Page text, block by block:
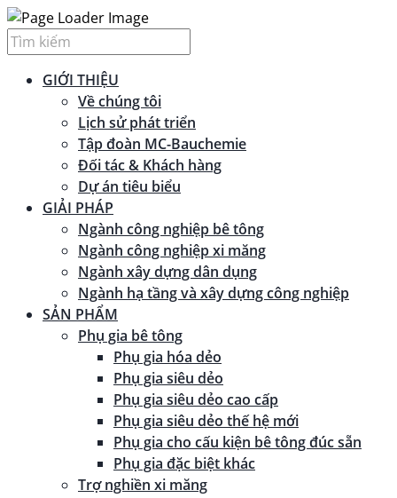
GIỚI THIỆU
Về chúng tôi
Lịch sử phát triển
Tập đoàn MC-Bauchemie
Đối tác & Khách hàng
Dự án tiêu biểu
GIẢI PHÁP
Ngành công nghiệp bê tông
Ngành công nghiệp xi măng
Ngành xây dựng dân dụng
Ngành hạ tầng và xây dựng công nghiệp
SẢN PHẨM
Phụ gia bê tông
Phụ gia hóa dẻo
Phụ gia siêu dẻo
Phụ gia siêu dẻo cao cấp
Phụ gia siêu dẻo thế hệ mới
Phụ gia cho cấu kiện bê tông đúc sẵn
Phụ gia đặc biệt khác
Trợ nghiền xi măng